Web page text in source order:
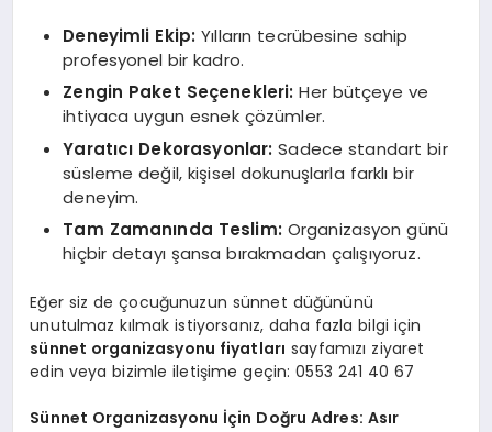
Deneyimli Ekip: Yılların tecrübesine sahip
profesyonel bir kadro.
Zengin Paket Seçenekleri: Her bütçeye ve
ihtiyaca uygun esnek çözümler.
Yaratıcı Dekorasyonlar: Sadece standart bir
süsleme değil, kişisel dokunuşlarla farklı bir
deneyim.
Tam Zamanında Teslim: Organizasyon günü
hiçbir detayı şansa bırakmadan çalışıyoruz.
Eğer siz de çocuğunuzun sünnet düğününü
unutulmaz kılmak istiyorsanız, daha fazla bilgi için
sünnet organizasyonu fiyatları sayfamızı ziyaret
edin veya bizimle iletişime geçin: 0553 241 40 67
Sünnet Organizasyonu İçin Doğru Adres: Asır